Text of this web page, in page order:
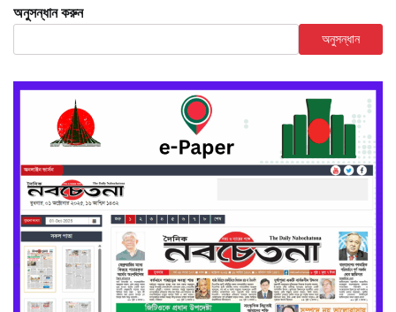
অনুসন্ধান করুন
অনুসন্ধান